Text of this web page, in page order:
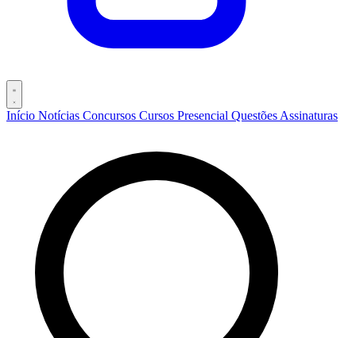
Início Notícias Concursos Cursos Presencial Questões Assinaturas